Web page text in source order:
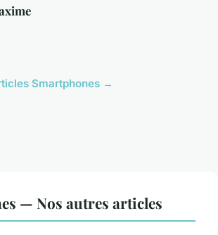
Smartphones →
— Nos autres articles